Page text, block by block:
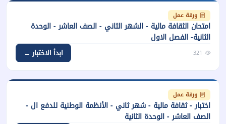
ورقة عمل
امتحان الثقافة مالية - الشهر الثاني - الصف العاشر - الوحدة
الثانية- الفصل الاول
321 ابدأ الاختبار ←
ورقة عمل
اختبار - ثقافة مالية - شهر ثاني - الأنظمة الوطنية للدفع ال -
الصف العاشر - الوحدة الثانية